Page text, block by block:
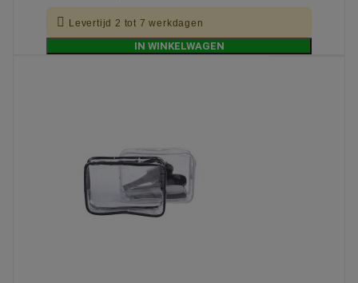
 Levertijd 2 tot 7 werkdagen
IN WINKELWAGEN